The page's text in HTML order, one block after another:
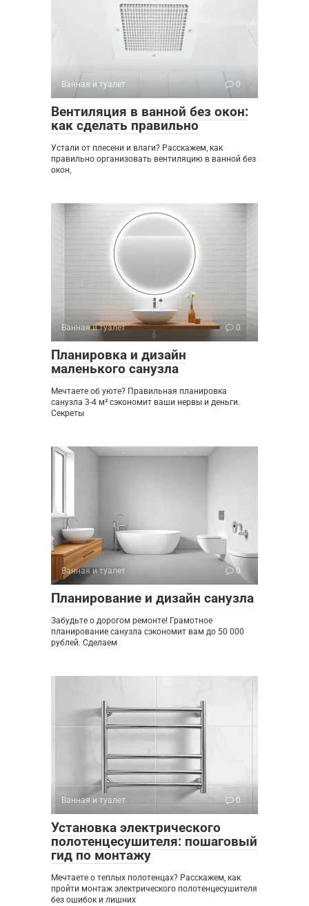
Ванная и туалет 0
Вентиляция в ванной без окон:
как сделать правильно
Устали от плесени и влаги? Расскажем, как
правильно организовать вентиляцию в ванной без
окон,
Ванная и туалет 0
Планировка и дизайн
маленького санузла
Мечтаете об уюте? Правильная планировка
санузла 3-4 м² сэкономит ваши нервы и деньги.
Секреты
Ванная и туалет 0
Планирование и дизайн санузла
Забудьте о дорогом ремонте! Грамотное
планирование санузла сэкономит вам до 50 000
рублей. Сделаем
Ванная и туалет 0
Установка электрического
полотенцесушителя: пошаговый
гид по монтажу
Мечтаете о теплых полотенцах? Расскажем, как
пройти монтаж электрического полотенцесушителя
без ошибок и лишних